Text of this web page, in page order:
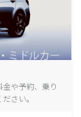
や予約、乗り
さい。